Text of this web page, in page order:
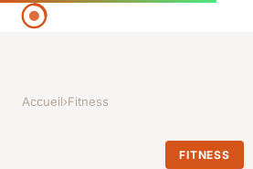
Accueil›Fitness
FITNESS